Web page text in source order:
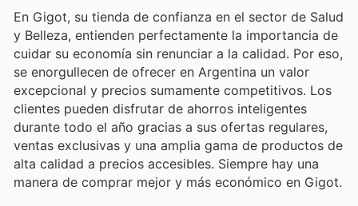
En Gigot, su tienda de confianza en el sector de Salud
y Belleza, entienden perfectamente la importancia de
cuidar su economía sin renunciar a la calidad. Por eso,
se enorgullecen de ofrecer en Argentina un valor
excepcional y precios sumamente competitivos. Los
clientes pueden disfrutar de ahorros inteligentes
durante todo el año gracias a sus ofertas regulares,
ventas exclusivas y una amplia gama de productos de
alta calidad a precios accesibles. Siempre hay una
manera de comprar mejor y más económico en Gigot.